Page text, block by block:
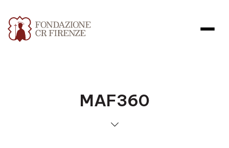
MAF360